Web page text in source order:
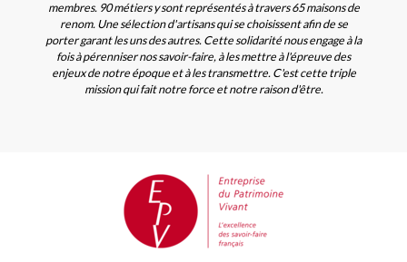
membres. 90 métiers y sont représentés à travers 65 maisons de
renom. Une sélection d'artisans qui se choisissent afin de se
porter garant les uns des autres. Cette solidarité nous engage à la
fois à pérenniser nos savoir-faire, à les mettre à l'épreuve des
enjeux de notre époque et à les transmettre. C'est cette triple
mission qui fait notre force et notre raison d'être.